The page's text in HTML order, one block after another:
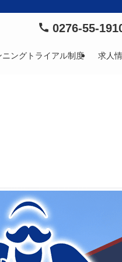
ニングトライアル制度 求人
0276-55-